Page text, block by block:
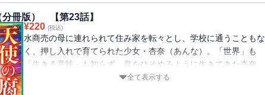
Vol.33』に収録されています。重複購入にご注意ください。
分冊版） 【第23話】
¥220 (税込)
水商売の母に連れられて住み家を転々とし、学校に通うこともな
く、押し入れで育てられた少女・杏奈（あんな）。「世界」も
「生きる意味」も知らず、息をひそめるように生きてきた杏奈。
彼女がもう子供ではなくなったとき、大人たちの毒牙が迫っ
全て表示する